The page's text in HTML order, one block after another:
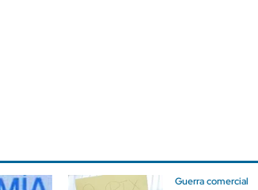
Guerra comercial